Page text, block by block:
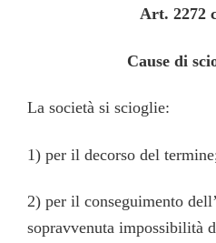
Art. 2272
Cause di
La società si scioglie:
1) per il decorso del
2) per il conseguimento
sopravvenuta impossibilità